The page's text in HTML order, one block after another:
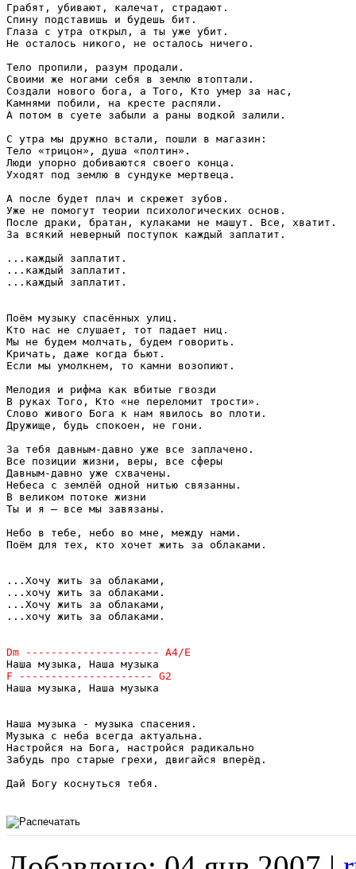
Грабят, убивают, калечат, страдают.
Спину подставишь и будешь бит.
Глаза с утра открыл, а ты уже убит.
Не осталось никого, не осталось ничего.
Тело пропили, разум продали.
Своими же ногами себя в землю втоптали.
Создали нового бога, а Того, Кто умер за нас,
Камнями побили, на кресте распяли.
А потом в суете забыли а раны водкой залили.
С утра мы дружно встали, пошли в магазин:
Тело «трицон», душа «полтин».
Люди упорно добиваются своего конца.
Уходят под землю в сундуке мертвеца.
А после будет плач и скрежет зубов.
Уже не помогут теории психологических основ.
После драки, братан, кулаками не машут. Все, хватит.
За всякий неверный поступок каждый заплатит.
...каждый заплатит.
...каждый заплатит.
...каждый заплатит.
Поём музыку спасённых улиц.
Кто нас не слушает, тот падает ниц.
Мы не будем молчать, будем говорить.
Кричать, даже когда бьют.
Если мы умолкнем, то камни возопиют.
Мелодия и рифма как вбитые гвозди
В руках Того, Кто «не переломит трости».
Слово живого Бога к нам явилось во плоти.
Дружище, будь спокоен, не гони.
За тебя давным-давно уже все заплачено.
Все позиции жизни, веры, все сферы
Давным-давно уже схвачены.
Небеса с землёй одной нитью связанны.
В великом потоке жизни
Ты и я – все мы завязаны.
Небо в тебе, небо во мне, между нами.
Поём для тех, кто хочет жить за облаками.
...Хочу жить за облаками,
...хочу жить за облаками.
...Хочу жить за облаками,
...хочу жить за облаками.
Наша музыка, Наша музыка
Наша музыка - музыка спасения.
Музыка с неба всегда актуальна.
Настройся на Бога, настройся радикально
Забудь про старые грехи, двигайся вперёд.
Дай Богу коснуться тебя.